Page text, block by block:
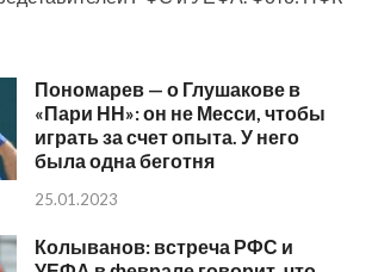
Пономарев — о Глушакове в
«Пари НН»: он не Месси, чтобы
играть за счет опыта. У него
была одна беготня
25.01.2023
Колыванов: встреча РФС и